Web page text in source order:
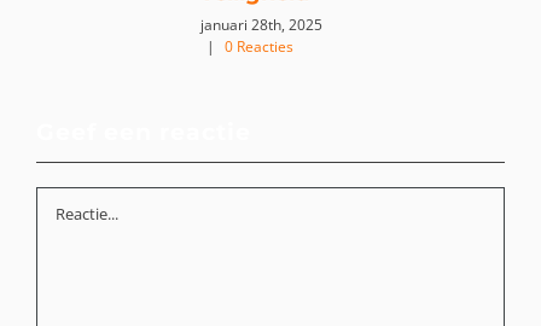
januari 28th, 2025
|
0 Reacties
Reactie